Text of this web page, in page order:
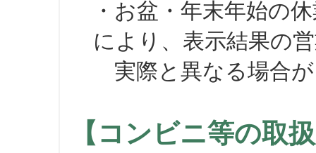
・お盆・年末年始の
により、表示結果の
実際と異なる場合が
【コンビニ等の取